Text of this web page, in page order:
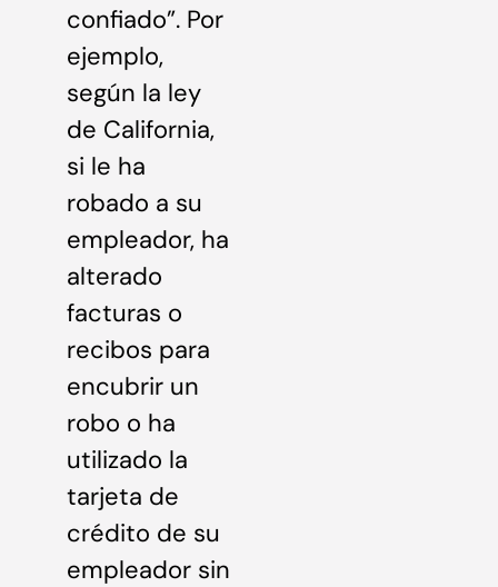
confiado”. Por
ejemplo,
según la ley
de California,
si le ha
robado a su
empleador, ha
alterado
facturas o
recibos para
encubrir un
robo o ha
utilizado la
tarjeta de
crédito de su
empleador sin